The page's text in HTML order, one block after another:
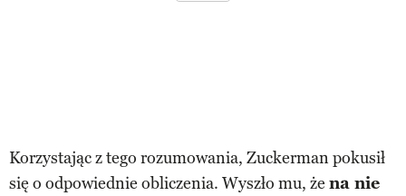
Korzystając z tego rozumowania, Zuckerman pokusił
się o odpowiednie obliczenia. Wyszło mu, że na nie